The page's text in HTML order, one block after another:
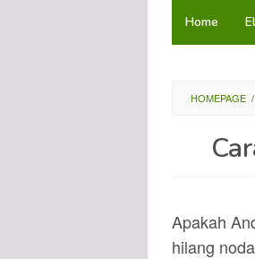
LoncatHome
HOMEPAGE /
Apakah
hilang